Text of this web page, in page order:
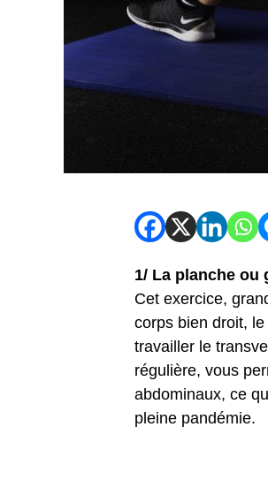
1/ La planche ou
Cet exercice,
corps bien droit,
travailler le
régulière, vous
abdominaux, ce
pleine pandémie.